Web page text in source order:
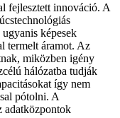
fejlesztett innováció. A
képesek
termelt áramot. Az
miközben igény
hálózatba tudják
így nem
pótolni. A
adatközpontok